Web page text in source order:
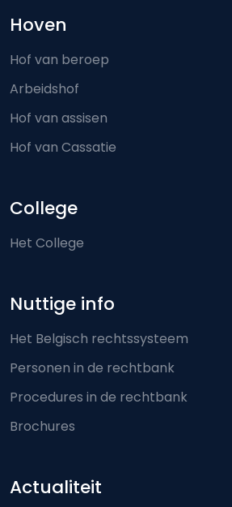
Hoven
Hof van beroep
Arbeidshof
Hof van assisen
Hof van Cassatie
College
Het College
Nuttige info
Het Belgisch rechtssysteem
Personen in de rechtbank
Procedures in de rechtbank
Brochures
Actualiteit